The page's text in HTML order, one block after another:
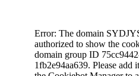
Error: The domain
authorized to show the
domain group ID
1fb2e94aa639. Please add